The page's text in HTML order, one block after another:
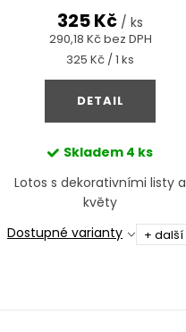
290,18 Kč bez DPH
325 Kč / ks
Měrná
cena:
325 Kč / 1 ks
DETAIL
Skladem 4 ks
Lotos s dekorativními listy a
květy
Dostupné varianty
+ další